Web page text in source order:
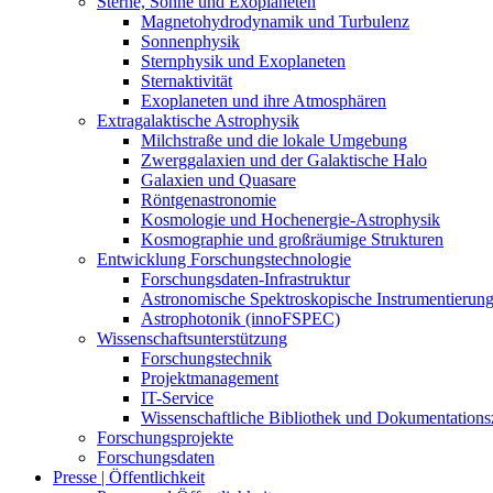
Magnetohydrodynamik und Turbulenz
Sonnenphysik
Sternphysik und Exoplaneten
Sternaktivität
Exoplaneten und ihre Atmosphären
Extragalaktische Astrophysik
Milchstraße und die lokale Umgebung
Zwerggalaxien und der Galaktische Halo
Galaxien und Quasare
Röntgenastronomie
Kosmologie und Hochenergie-Astrophysik
Kosmographie und großräumige Strukturen
Entwicklung Forschungstechnologie
Forschungsdaten-Infrastruktur
Astronomische Spektroskopische Instrumentierung
Astrophotonik (innoFSPEC)
Wissenschaftsunterstützung
Forschungstechnik
Projektmanagement
IT-Service
Wissenschaftliche Bibliothek und
Forschungsprojekte
Forschungsdaten
Presse | Öffentlichkeit